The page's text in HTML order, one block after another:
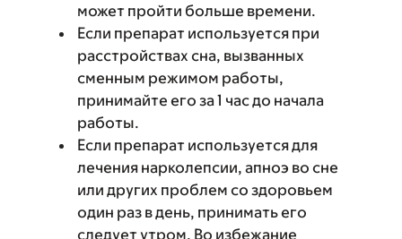
может пройти больше времени.
Если препарат используется при
расстройствах сна, вызванных
сменным режимом работы,
принимайте его за 1 час до начала
работы.
Если препарат используется для
лечения нарколепсии, апноэ во сне
или других проблем со здоровьем
один раз в день, принимать его
следует утром. Во избежание